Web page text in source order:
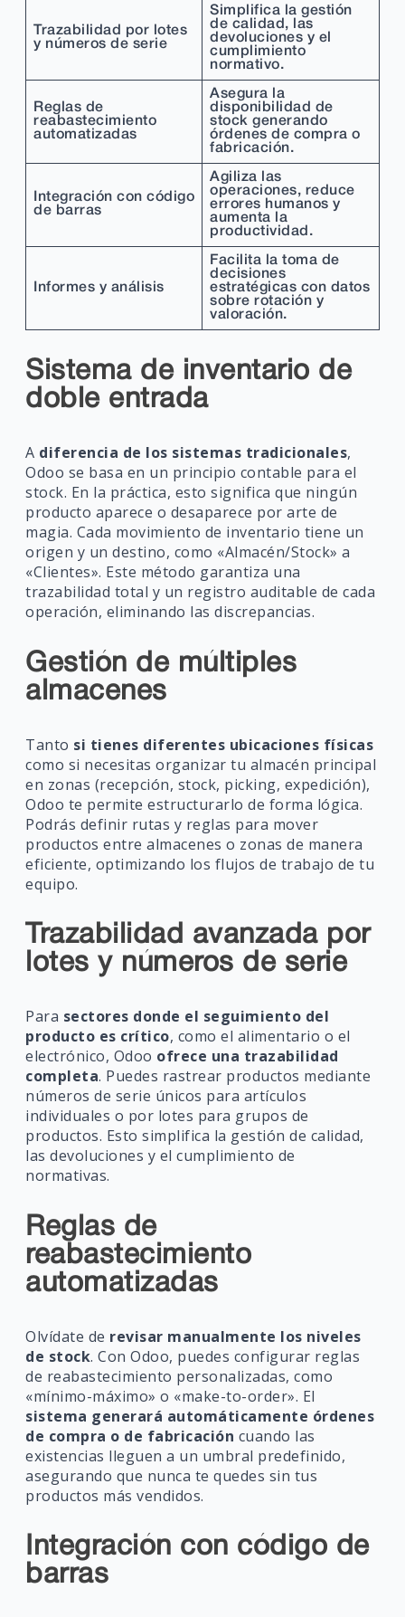
Trazabilidad por lotes
y números de serie
Simplifica la gestión
de calidad, las
devoluciones y el
cumplimiento
normativo.
Reglas de
reabastecimiento
automatizadas
Asegura la
disponibilidad de
stock generando
órdenes de compra o
fabricación.
Integración con código
de barras
Agiliza las
operaciones, reduce
errores humanos y
aumenta la
productividad.
Informes y análisis
Facilita la toma de
decisiones
estratégicas con datos
sobre rotación y
valoración.
Sistema de inventario de
doble entrada
A diferencia de los sistemas tradicionales,
Odoo se basa en un principio contable para el
stock. En la práctica, esto significa que ningún
producto aparece o desaparece por arte de
magia. Cada movimiento de inventario tiene un
origen y un destino, como «Almacén/Stock» a
«Clientes». Este método garantiza una
trazabilidad total y un registro auditable de cada
operación, eliminando las discrepancias.
Gestión de múltiples
almacenes
Tanto si tienes diferentes ubicaciones físicas
como si necesitas organizar tu almacén principal
en zonas (recepción, stock, picking, expedición),
Odoo te permite estructurarlo de forma lógica.
Podrás definir rutas y reglas para mover
productos entre almacenes o zonas de manera
eficiente, optimizando los flujos de trabajo de tu
equipo.
Trazabilidad avanzada por
lotes y números de serie
Para sectores donde el seguimiento del
producto es crítico, como el alimentario o el
electrónico, Odoo ofrece una trazabilidad
completa. Puedes rastrear productos mediante
números de serie únicos para artículos
individuales o por lotes para grupos de
productos. Esto simplifica la gestión de calidad,
las devoluciones y el cumplimiento de
normativas.
Reglas de
reabastecimiento
automatizadas
Olvídate de revisar manualmente los niveles
de stock. Con Odoo, puedes configurar reglas
de reabastecimiento personalizadas, como
«mínimo-máximo» o «make-to-order». El
sistema generará automáticamente órdenes
de compra o de fabricación cuando las
existencias lleguen a un umbral predefinido,
asegurando que nunca te quedes sin tus
productos más vendidos.
Integración con código de
barras